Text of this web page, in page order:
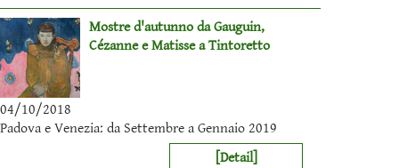
Mostre d'autunno da Gauguin,
Cézanne e Matisse a Tintoretto
04/10/2018
Padova e Venezia: da Settembre a Gennaio 2019
[Detail]